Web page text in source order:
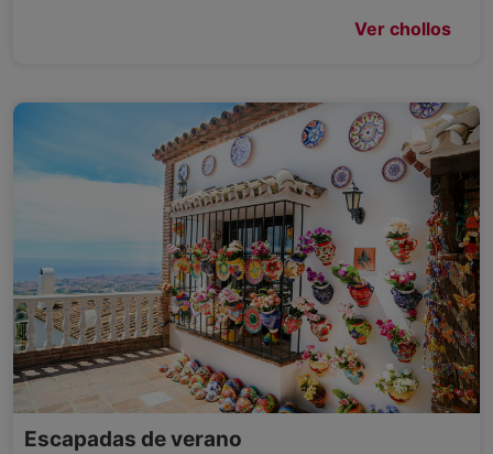
Ver chollos
Escapadas de verano